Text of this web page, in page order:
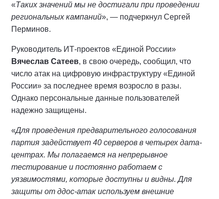
«Таких значений мы не достигали при проведении
региональных кампаний», — подчеркнул Сергей
Перминов.
Руководитель ИТ-проектов «Единой России»
Вячеслав Сатеев, в свою очередь, сообщил, что
число атак на цифровую инфраструктуру «Единой
России» за последнее время возросло в разы.
Однако персональные данные пользователей
надежно защищены.
«Для проведения предварительного голосования
партия задействует 40 серверов в четырех дата-
центрах. Мы полагаемся на непрерывное
тестирование и постоянно работаем с
уязвимостями, которые доступны и видны. Для
защиты от ддос-атак используем внешние